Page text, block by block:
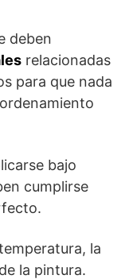
deben
relacionadas
para que nada
bajo
cumplirse
la
la pintura.